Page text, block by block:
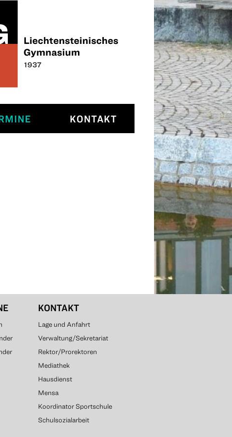
KONTAKT
KONTAKT
Lage und Anfahrt
Verwaltung/Sekretariat
Rektor/Prorektoren
Mediathek
Hausdienst
Mensa
Koordinator Sportschule
Schulsozialarbeit